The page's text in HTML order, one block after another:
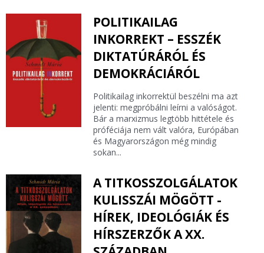
POLITIKAILAG
INKORREKT – ESSZÉK
DIKTATÚRÁRÓL ÉS
DEMOKRÁCIÁRÓL
Politikailag inkorrektül beszélni ma azt
jelenti: megpróbálni leírni a valóságot.
Bár a marxizmus legtöbb hittétele és
próféciája nem vált valóra, Európában
és Magyarországon még mindig
sokan...
A TITKOSSZOLGÁLATOK
KULISSZÁI MÖGÖTT -
HÍREK, IDEOLÓGIÁK ÉS
HÍRSZERZŐK A XX.